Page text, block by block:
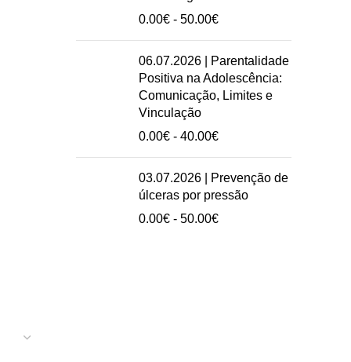
0.00€ - 50.00€Intervalo
preços:
0.00€
a
50.00€
06.07.2026 | Parentalidade
Positiva na Adolescência:
Comunicação, Limites e
Vinculação
0.00€ - 40.00€Intervalo
preços:
0.00€
40.00€
03.07.2026 | Prevenção de
úlceras por pressão
0.00€ - 50.00€Intervalo